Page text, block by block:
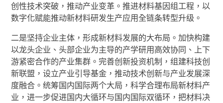
创性技术突破，推动产业变革。推进材料基因组工程，以
数字化赋能推动新材料研发生产应用全链条转型升级。
二是坚持企业主体，形成新材料发展的大布局。加快构建
以龙头企业、头部企业为主导的产学研用高效协同、上下
游紧密合作的产业集群。完善创新投资机制，组建科技创
新联盟，设立产业引导基金，推动技术创新与产业发展深
度融合。统筹国内国际两个大局，科学合理布局新材料产
业，进一步促进国内大循环与国内国际双循环，把材料决